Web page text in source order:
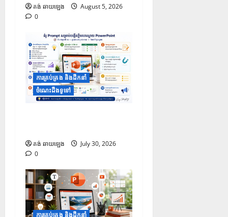
គង់ ឆាយឡេង
August 5, 2026
0
ការគ្រប់គ្រង និងដឹកនាំ
ចំណេះដឹងទូទៅ
គង់ ឆាយឡេង
July 30, 2026
0
ការគ្រប់គ្រង និងដឹកនាំ